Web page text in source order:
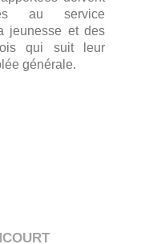
au service
jeunesse et des
qui suit leur
générale.